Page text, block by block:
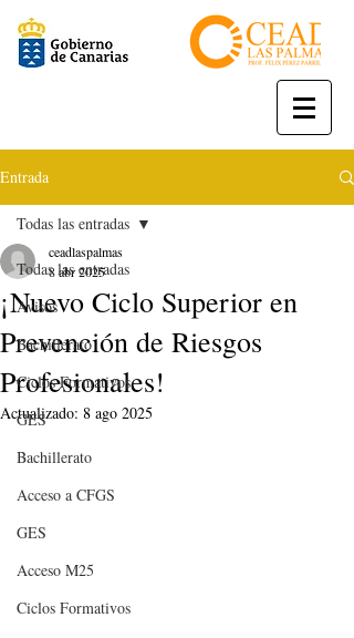
Entrada
Todas las entradas
Avisos
Bachillerato
Ciclos Formativos
GES
Bachillerato
Acceso a CFGS
GES
Acceso M25
Ciclos Formativos
Todas las entradas
¡Nuevo Ciclo Superior en
Prevención de Riesgos
Profesionales!
ceadlaspalmas
8 abr 2025
Actualizado: 8 ago 2025